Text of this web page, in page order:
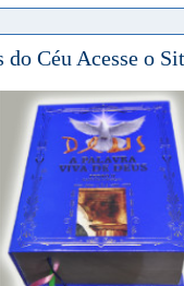
do Céu Acesse o